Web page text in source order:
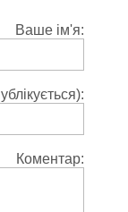
Ваше ім'я:
Коментар: